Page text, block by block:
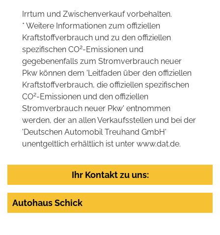
Irrtum und Zwischenverkauf vorbehalten.
* Weitere Informationen zum offiziellen
Kraftstoffverbrauch und zu den offiziellen
spezifischen CO2-Emissionen und
gegebenenfalls zum Stromverbrauch neuer
Pkw können dem 'Leitfaden über den offiziellen
Kraftstoffverbrauch, die offiziellen spezifischen
CO2-Emissionen und den offiziellen
Stromverbrauch neuer Pkw' entnommen
werden, der an allen Verkaufsstellen und bei der
'Deutschen Automobil Treuhand GmbH'
unentgeltlich erhältlich ist unter www.dat.de.
Ihr Kontakt zu uns:
Autohaus Schick